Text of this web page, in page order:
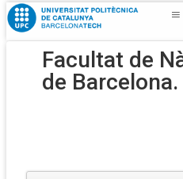
Facultat de
de Barcelona.